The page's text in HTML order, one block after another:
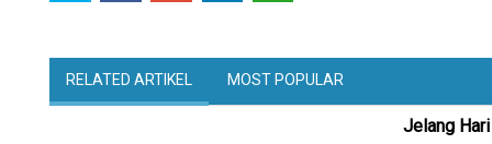
RELATED ARTIKEL MOST POPULAR
Jelang